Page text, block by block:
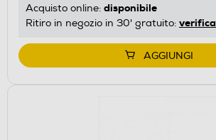
Acquisto online: disponibile
Ritiro in negozio in 30' gratuito: verifica
AGGIUNGI